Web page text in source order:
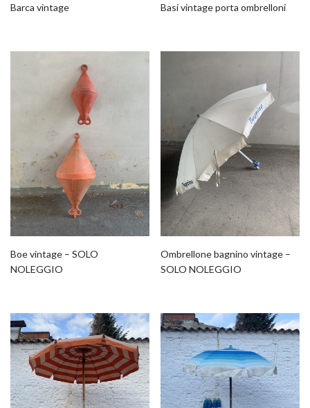
Barca vintage Basi vintage porta ombrelloni
Boe vintage – SOLO
NOLEGGIO
Ombrellone bagnino vintage –
SOLO NOLEGGIO